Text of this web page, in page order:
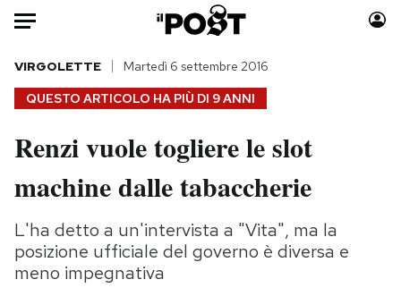
Auto
HOME
Italia
Politica
Tecnologia
Internet
Scienza
Moda
Consumismi
Storie/Idee
Ok Boomer!
QUESTO ARTICOLO HA PIÙ DI 9 ANNI
VIRGOLETTE Martedì 6 settembre 2016
Renzi vuole togliere le slot
machine dalle tabaccherie
L'ha detto a un'intervista a "Vita", ma la
posizione ufficiale del governo è diversa e
meno impegnativa